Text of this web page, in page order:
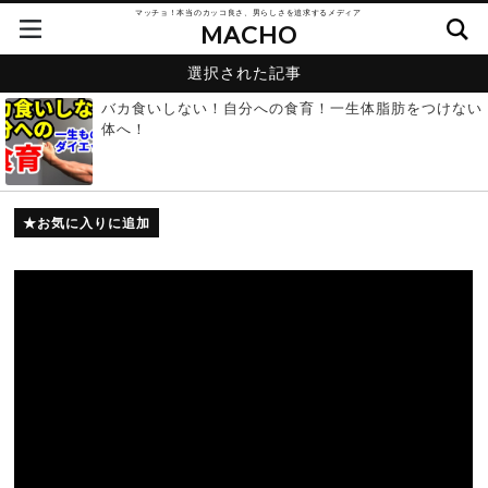
マッチョ！本当のカッコ良さ、男らしさを追求するメディア
MACHO
選択された記事
バカ食いしない！自分への食育！一生体脂肪をつけない
体へ！
お気に入りに追加